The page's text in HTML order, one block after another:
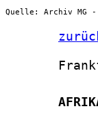
Quelle: Archiv MG -